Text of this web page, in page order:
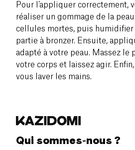
Pour l’appliquer correctement,
réaliser un gommage de la
cellules mortes, puis humidifier
partie à bronzer. Ensuite,
adapté à votre peau. Massez
votre corps et laissez agir. Enfin,
vous laver les mains.
Qui sommes-nous ?